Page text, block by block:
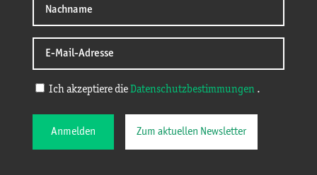
Ich akzeptiere die Datenschutzbestimmungen .
Anmelden Zum aktuellen Newsletter